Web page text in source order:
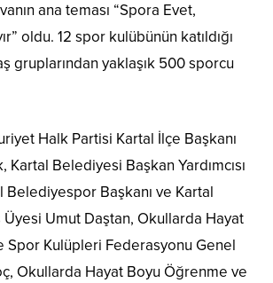
ana teması “Spora Evet,
oldu. 12 spor kulübünün katıldığı
gruplarından yaklaşık 500 sporcu
Halk Partisi Kartal İlçe Başkanı
Kartal Belediyesi Başkan Yardımcısı
Belediyespor Başkanı ve Kartal
Umut Daştan, Okullarda Hayat
Spor Kulüpleri Federasyonu Genel
Okullarda Hayat Boyu Öğrenme ve